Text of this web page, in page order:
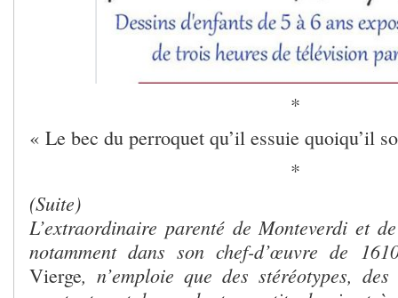
*
« Le bec du perroquet qu’il essuie quoiqu’il
*
(Suite)
L’extraordinaire parenté de Monteverdi et
notamment dans son chef-d’œuvre de
Vierge, n’emploie que des stéréotypes,